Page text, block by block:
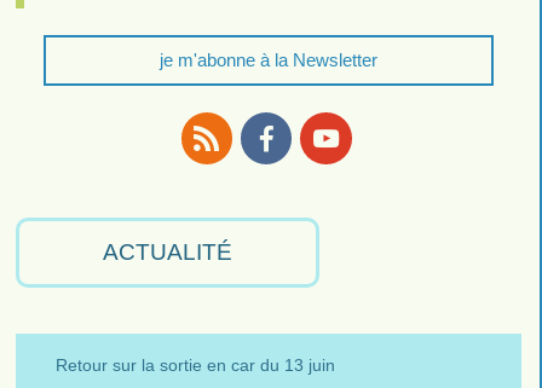
je m'abonne à la Newsletter
ACTUALITÉ
Retour sur la sortie en car du 13 juin